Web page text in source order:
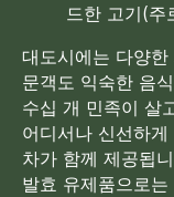
드한 고기(주
대도시에는 다양
문객도 익숙한 음
수십 개 민족이 살
어디서나 신선하
차가 함께 제공됩
발효 유제품으로는
문의하기